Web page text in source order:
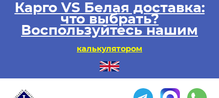
Карго VS Белая доставка:
что выбрать?
Воспользуйтесь нашим
калькулятором